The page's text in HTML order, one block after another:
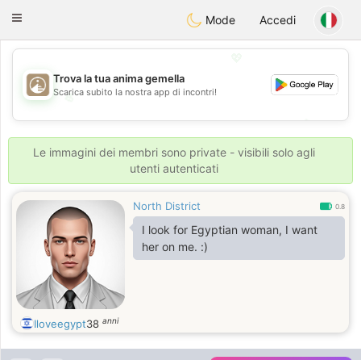
ahebik
Toggle
Mode Accedi
💖
💕
💕
Trova la tua anima gemella
Scarica subito la nostra app di incontri!
Le immagini dei membri sono private - visibili solo agli
utenti autenticati
North District 0.8
I look for Egyptian woman, I want
her on me. :)
Iloveegypt38 anni